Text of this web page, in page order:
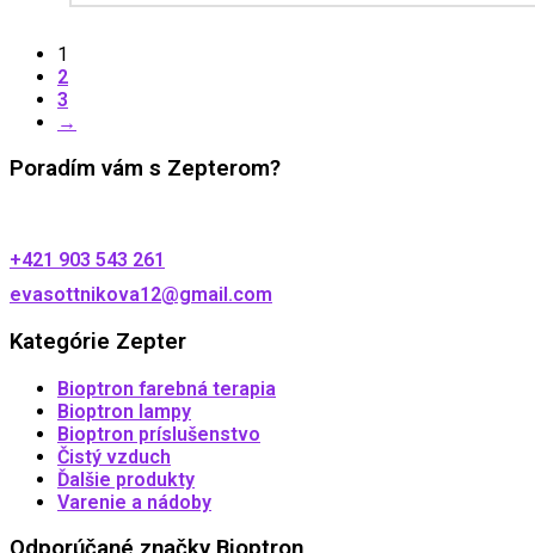
1
2
3
→
Poradím vám s Zepterom?
+421 903 543 261
evasottnikova12@gmail.com
Kategórie Zepter
Bioptron farebná terapia
Bioptron lampy
Bioptron príslušenstvo
Čistý vzduch
Ďalšie produkty
Varenie a nádoby